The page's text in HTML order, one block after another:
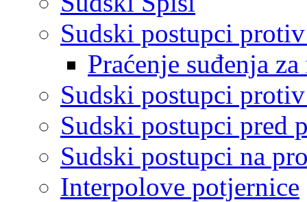
Sudski postupci
Praćenje suđenja
Sudski postupci
Sudski postupci pred
Sudski postupci na
Interpolove potjernice